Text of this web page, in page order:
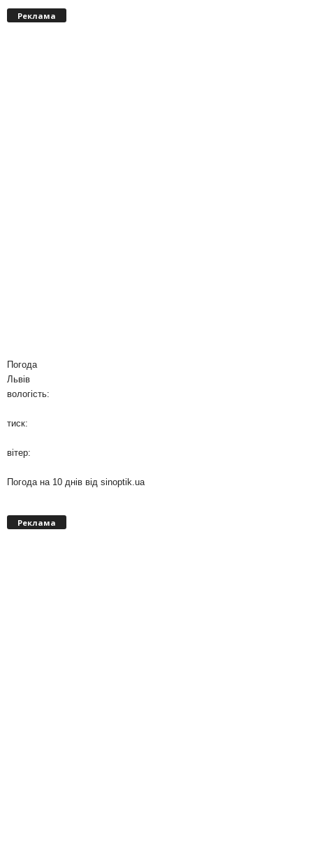
Реклама
Погода
Львів
вологість:
тиск:
вітер:
Погода на 10 днів від sinoptik.ua
Реклама